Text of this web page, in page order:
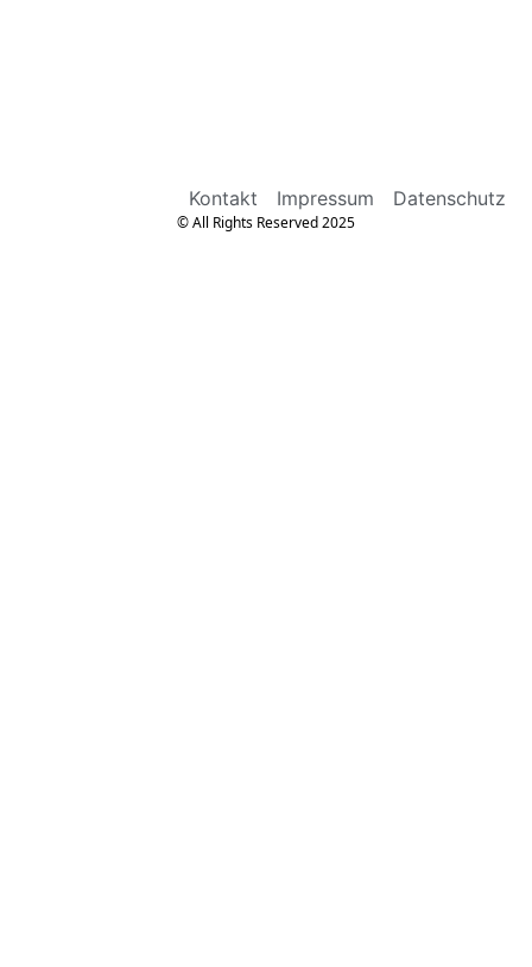
Kontakt Impressum Datenschutz
© All Rights Reserved 2025